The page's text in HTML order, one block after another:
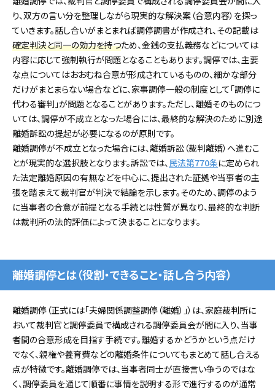
り、双方の言い分を整理しながら現実的な解決案（合意内容）を探っ
ていきます。話し合いがまとまれば調停調書が作成され、その記載は
確定判決と同一の効力を持つため、金銭の支払義務などについては
内容に応じて強制執行が問題となることもあります。調停では、主要
な点についてはおおむね合意が形成されているものの、細かな部分
だけがまとまらない場合などに、家事調停一般の制度として「調停に
代わる審判」が問題となることがあります。ただし、離婚そのものにつ
いては、調停が不成立となった場合には、最終的な解決のために別途
離婚訴訟の提起が必要になるのが原則です。
離婚調停が不成立となった場合には、離婚訴訟（裁判離婚）へ進むこ
とが現実的な選択肢となります。訴訟では、民法第770条に定められ
た法定離婚原因の有無などを中心に、提出された証拠や当事者の主
張を踏まえて裁判官が判決で結論を示します。そのため、調停のよう
に当事者の合意が前提となる手続とは性質が異なり、最終的な判断
は裁判所の法的評価によって決まることになります。
離婚調停とは（役割・できること・話し合う内容）
離婚調停（正式には「夫婦関係調整調停（離婚）」）は、家庭裁判所に
おいて裁判官と調停委員で構成される調停委員会が間に入り、当事
者間の合意形成を目指す手続です。離婚するかどうかという点だけ
でなく、親権や養育費などの離婚条件についてもまとめて話し合える
点が特徴です。離婚調停では、当事者同士が直接言い争うのではな
く、調停委員を通じて順番に事情を説明する形で進行するのが通常